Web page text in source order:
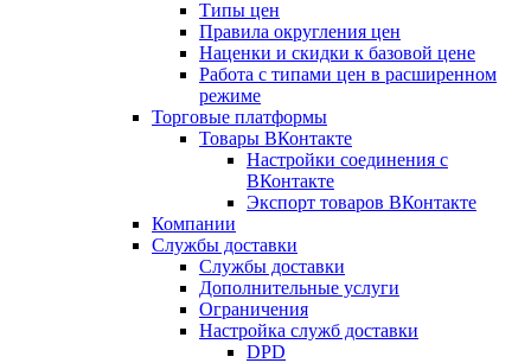
Типы цен
Правила округления цен
Наценки и скидки к базовой цене
Работа с типами цен в расширенном
режиме
Торговые платформы
Товары ВКонтакте
Настройки соединения с
ВКонтакте
Экспорт товаров ВКонтакте
Компании
Службы доставки
Службы доставки
Дополнительные услуги
Ограничения
Настройка служб доставки
DPD